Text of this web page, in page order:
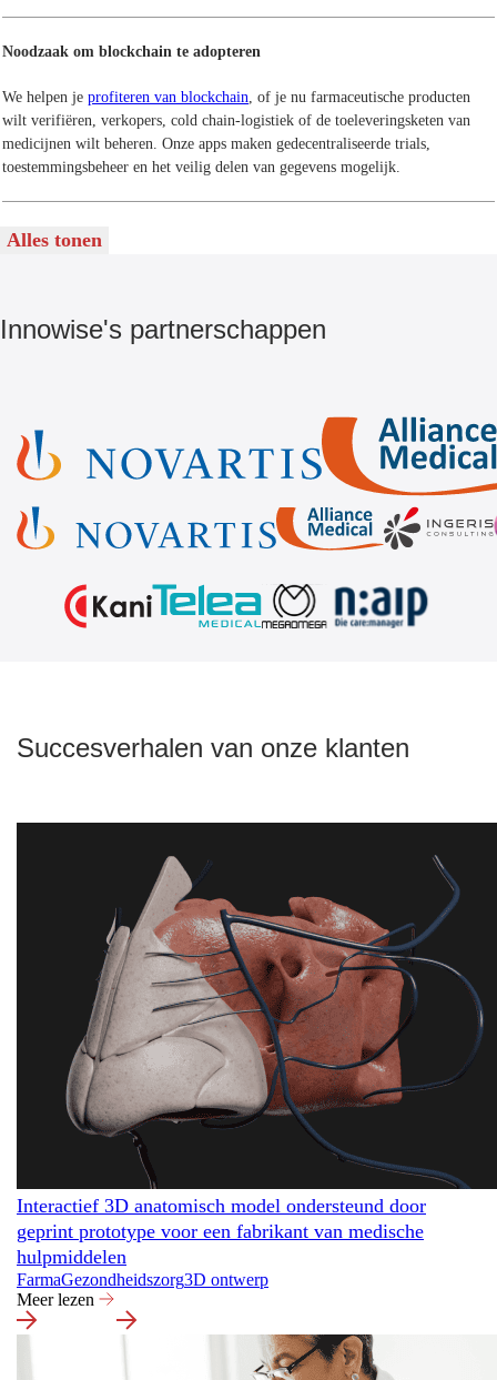
Noodzaak om blockchain te adopteren
We helpen je profiteren van blockchain , of je nu farmaceutische producten
wilt verifiëren, verkopers, cold chain-logistiek of de toeleveringsketen van
medicijnen wilt beheren. Onze apps maken gedecentraliseerde trials,
toestemmingsbeheer en het veilig delen van gegevens mogelijk.
Alles tonen
Innowise's partnerschappen
Succesverhalen van onze klanten
Interactief 3D anatomisch model ondersteund door
geprint prototype voor een fabrikant van medische
hulpmiddelen
FarmaGezondheidszorg3D ontwerp
Meer lezen